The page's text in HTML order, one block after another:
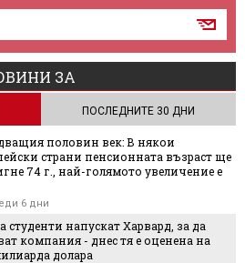
ЗА
ПОСЛЕДНИТЕ 30 ДНИ
половин век: В някои
страни пенсионната възраст ще
74 г., най-голямото увеличение е
6 дни
студенти напускат Харвард, за да
компания - днес тя е оценена на
долара